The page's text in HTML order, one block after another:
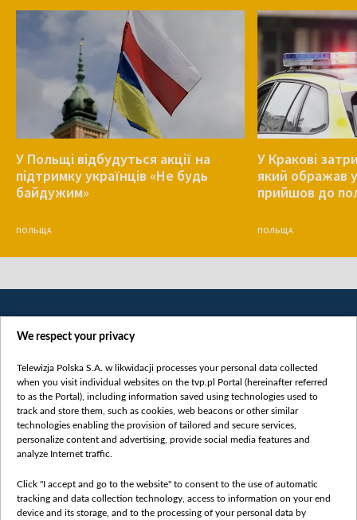
У Польщі відбудуться акції на
підтримку українців «Не будь
байдужим»
ПОЛЬЩА
У Кракові
який ображав
прийшов до
ПОЛЬЩА
Категорії
Новини
Докладно
Погляд
We respect your privacy
Telewizja Polska S.A. w likwidacji processes your personal data collected
when you visit individual websites on the tvp.pl Portal (hereinafter referred
to as the Portal), including information saved using technologies used to
track and store them, such as cookies, web beacons or other similar
technologies enabling the provision of tailored and secure services,
personalize content and advertising, provide social media features and
analyze Internet traffic.
Click "I accept and go to the website" to consent to the use of automatic
tracking and data collection technology, access to information on your end
device and its storage, and to the processing of your personal data by